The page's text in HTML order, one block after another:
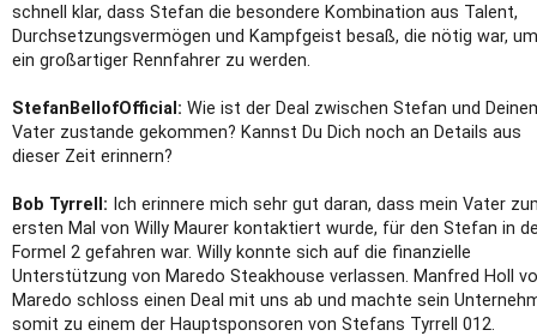
schnell klar, dass Stefan die besondere Kombination aus Talent,
Durchsetzungsvermögen und Kampfgeist besaß, die nötig war, um
ein großartiger Rennfahrer zu werden.
StefanBellofOfficial: Wie ist der Deal zwischen Stefan und
Vater zustande gekommen? Kannst Du Dich noch an Details aus
dieser Zeit erinnern?
Bob Tyrrell: Ich erinnere mich sehr gut daran, dass mein Vater
ersten Mal von Willy Maurer kontaktiert wurde, für den Stefan in
Formel 2 gefahren war. Willy konnte sich auf die finanzielle
Unterstützung von Maredo Steakhouse verlassen. Manfred Holl
Maredo schloss einen Deal mit uns ab und machte sein
somit zu einem der Hauptsponsoren von Stefans Tyrrell 012.